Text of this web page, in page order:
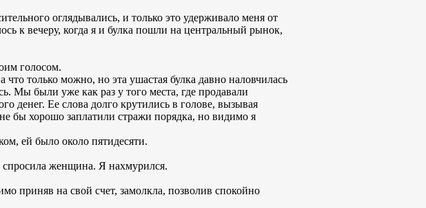
оглядывались, и только это удерживало меня от
к вечеру, когда я и булка пошли на центральный рынок,
голосом.
только можно, но эта ушастая булка давно наловчилась
Мы были уже как раз у того места, где продавали
денег. Ее слова долго крутились в голове, вызывая
бы хорошо заплатили стражи порядка, но видимо я
ей было около пятидесяти.
спросила женщина. Я нахмурился.
приняв на свой счет, замолкла, позволив спокойно